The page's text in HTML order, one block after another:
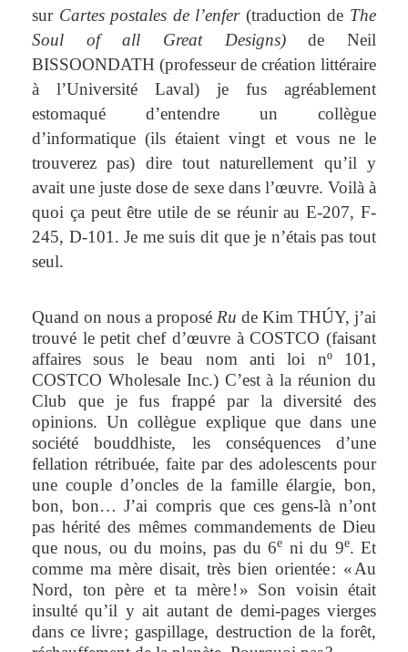
sur Cartes postales de l’enfer (traduction de The
Soul of all Great Designs)de
Neil
BISSOONDATH (professeur de création littéraire
à l’Université Laval) je fus agréablement
estomaqué d’entendre un collègue
d’informatique (ils étaient vingt et vous ne le
trouverez pas) dire tout naturellement qu’il y
avait une juste dose de sexe dans l’œuvre. Voilà à
quoi ça peut être utile de se réunir au E-207, F-
245, D-101. Je me suis dit que je n’étais pas tout
seul.
Quand on nous a proposé Ru de Kim THÚY, j’ai
trouvé le petit chef d’œuvre à COSTCO (faisant
affaires sous le beau nom anti loi nº 101,
COSTCO Wholesale Inc.) C’est à la réunion du
Club que je fus frappé par la diversité des
opinions. Un collègue explique que dans une
société bouddhiste, les conséquences d’une
fellation rétribuée, faite par des adolescents pour
une couple d’oncles de la famille élargie, bon,
bon, bon… J’ai compris que ces gens-là n’ont
pas hérité des mêmes commandements de Dieu
que nous, ou du moins, pas du 6e ni du 9e. Et
comme ma mère disait, très bien orientée : « Au
Nord, ton père et ta mère ! » Son voisin était
insulté qu’il y ait autant de demi-pages vierges
dans ce livre ; gaspillage, destruction de la forêt,